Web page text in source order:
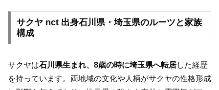
サクヤ nct 出身石川県・埼玉県のルーツと家族
構成
サクヤは石川県生まれ、8歳の時に埼玉県へ転居した経歴
を持っています。両地域の文化や人柄がサクヤの性格形成